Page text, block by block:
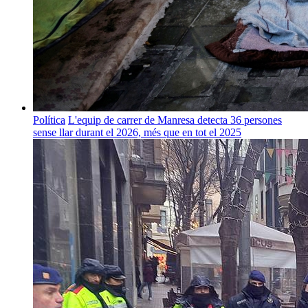
Política L'equip de carrer de Manresa detecta 36 persones
sense llar durant el 2026, més que en tot el 2025